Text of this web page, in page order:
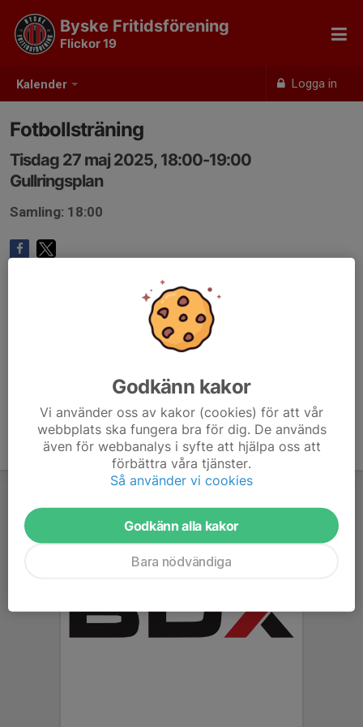
Kalender Logga in
Byske Fritidsförening
Flickor 19
Fotbollsträning
Tisdag 27 maj 2025, 18:00-19:00
Gullringsplan
Samling: 18:00
Godkänn kakor
Vi använder oss av kakor (cookies) för att vår
webbplats ska fungera bra för dig. De används
även för webbanalys i syfte att hjälpa oss att
förbättra våra tjänster.
Så använder vi cookies
Godkänn alla kakor
Bara nödvändiga